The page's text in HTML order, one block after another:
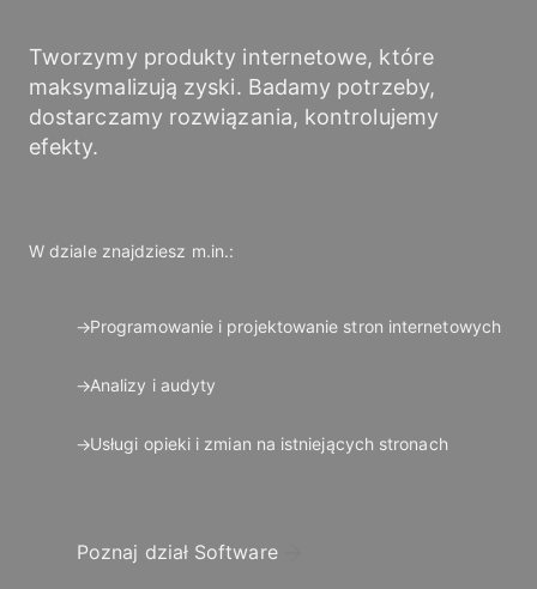
Tworzymy produkty internetowe, które
maksymalizują zyski. Badamy potrzeby,
dostarczamy rozwiązania, kontrolujemy
efekty.
W dziale znajdziesz m.in.:
Programowanie i projektowanie stron internetowych
Analizy i audyty
Usługi opieki i zmian na istniejących stronach
Poznaj dział Software